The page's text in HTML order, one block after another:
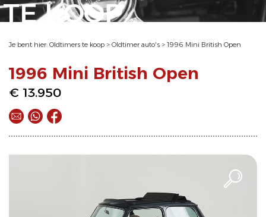
TE KOOP
Je bent hier: Oldtimers te koop > Oldtimer auto's > 1996 Mini British Open
1996 Mini British Open
€ 13.950